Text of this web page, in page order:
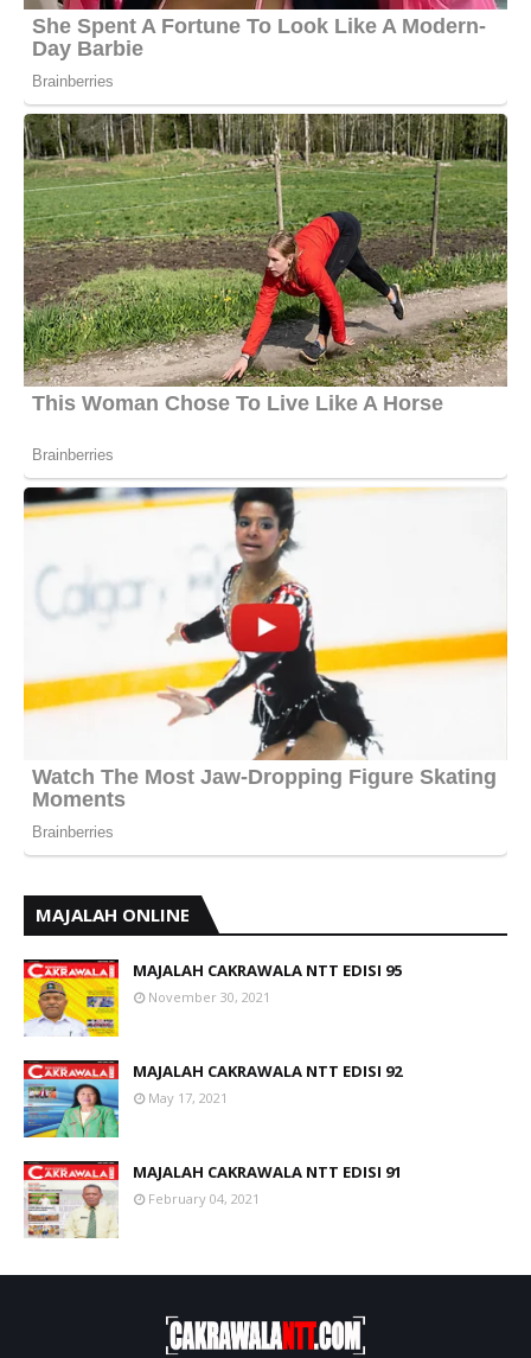
MAJALAH ONLINE
MAJALAH CAKRAWALA NTT EDISI 95
November 30, 2021
MAJALAH CAKRAWALA NTT EDISI 92
May 17, 2021
MAJALAH CAKRAWALA NTT EDISI 91
February 04, 2021